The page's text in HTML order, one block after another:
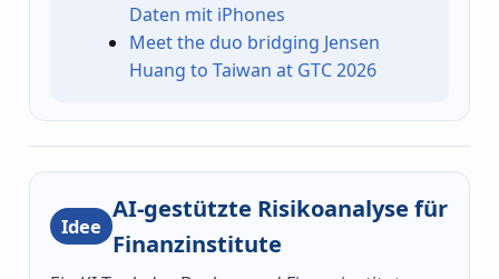
Daten mit iPhones
Meet the duo bridging Jensen
Huang to Taiwan at GTC 2026
Idee
AI-gestützte Risikoanalyse für
Finanzinstitute